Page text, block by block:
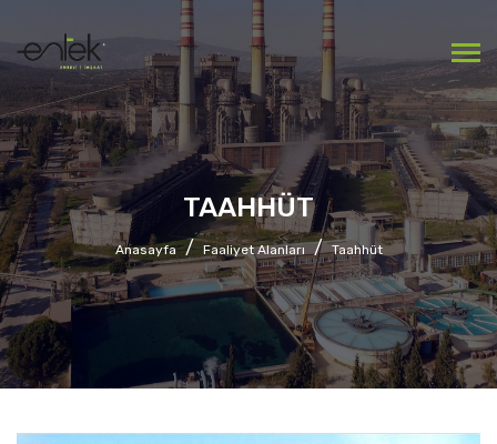
TAAHHÜT
Anasayfa Faaliyet Alanları Taahhüt